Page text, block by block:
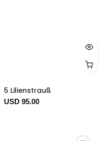
5 Lilienstrauß
USD 95.00